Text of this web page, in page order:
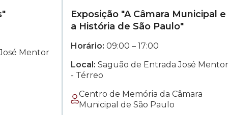
Mentor
Exposição "A Câmara Municipal e
a História de São Paulo"
Horário: das
09:00 às
– 17:00
Local: Saguão de Entrada José Mentor
- Térreo
Centro de Memória da Câmara
Municipal de São Paulo